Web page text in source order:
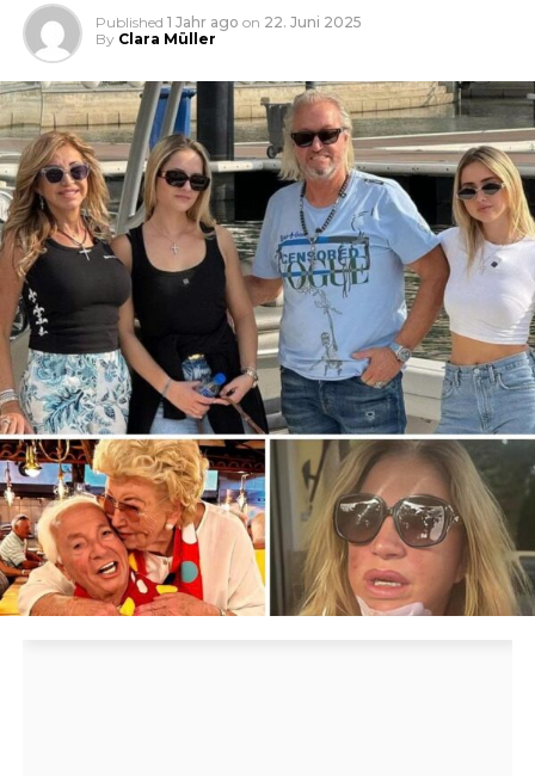
Published 1 Jahr ago on 22. Juni 2025
By Clara Müller